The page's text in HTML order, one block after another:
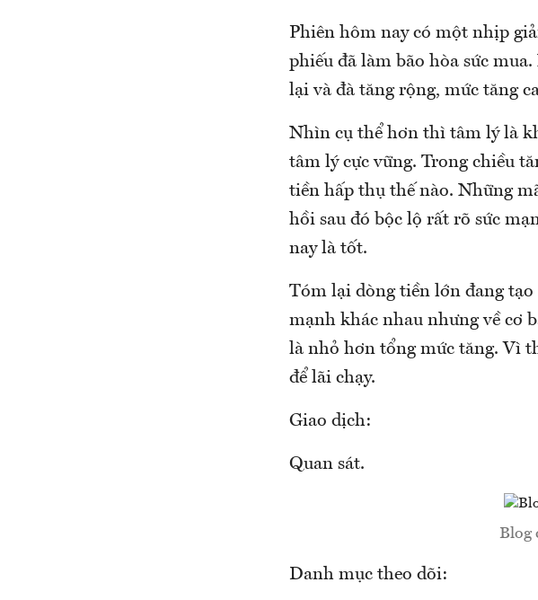
Phiên hôm nay có một nhịp
phiếu đã làm bão hòa sức
lại và đà tăng rộng, mức tăng
Nhìn cụ thể hơn thì tâm lý là
tâm lý cực vững. Trong chiều
tiền hấp thụ thế nào. Những
hồi sau đó bộc lộ rất rõ sức
nay là tốt.
Tóm lại dòng tiền lớn đang
mạnh khác nhau nhưng về cơ
là nhỏ hơn tổng mức tăng. Vì
để lãi chạy.
Giao dịch:
Quan sát.
Blog
Danh mục theo dõi: